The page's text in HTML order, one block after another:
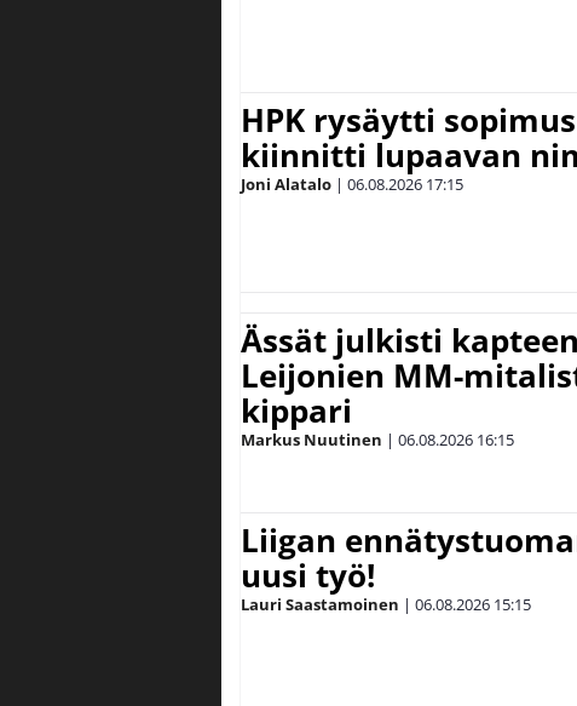
HPK rysäytti
kiinnitti lupaavan
Joni Alatalo | 06.08.2026 17:15
Ässät julkisti
Leijonien MM-
kippari
Markus Nuutinen | 06.08.2026 16:15
Liigan
uusi työ!
Lauri Saastamoinen | 06.08.2026 15:15